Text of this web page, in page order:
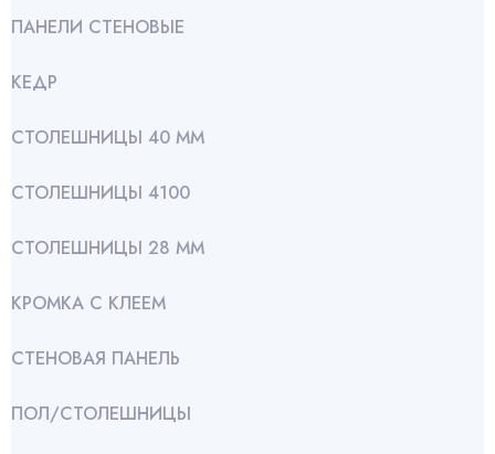
ПАНЕЛИ СТЕНОВЫЕ
КЕДР
СТОЛЕШНИЦЫ 40 ММ
СТОЛЕШНИЦЫ 4100
СТОЛЕШНИЦЫ 28 ММ
КРОМКА С КЛЕЕМ
СТЕНОВАЯ ПАНЕЛЬ
ПОЛ/СТОЛЕШНИЦЫ